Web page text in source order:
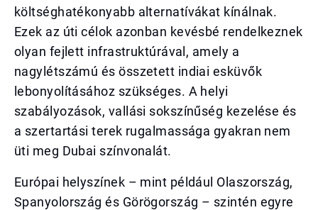
költséghatékonyabb alternatívákat kínálnak.
Ezek az úti célok azonban kevésbé rendelkeznek
olyan fejlett infrastruktúrával, amely a
nagylétszámú és összetett indiai esküvők
lebonyolításához szükséges. A helyi
szabályozások, vallási sokszínűség kezelése és
a szertartási terek rugalmassága gyakran nem
üti meg Dubai színvonalát.
Európai helyszínek – mint például Olaszország,
Spanyolország és Görögország – szintén egyre